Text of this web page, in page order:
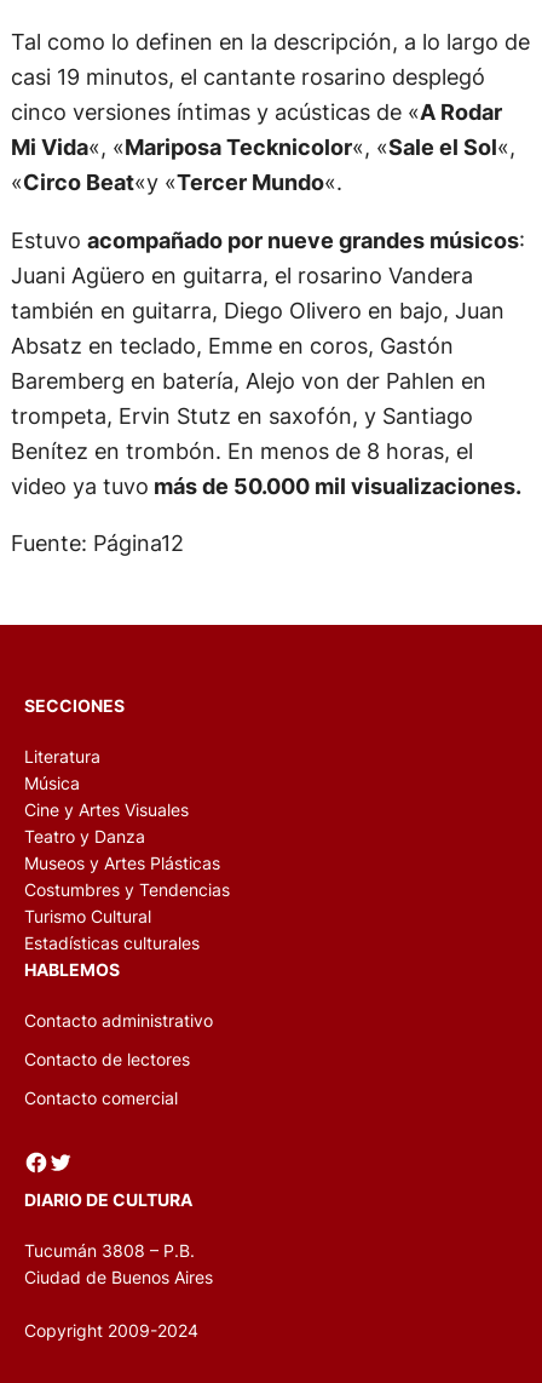
Tal como lo definen en la descripción, a lo largo de
casi 19 minutos, el cantante rosarino desplegó
cinco versiones íntimas y acústicas de «A Rodar
Mi Vida«, «Mariposa Tecknicolor«, «Sale el Sol«,
«Circo Beat«y «Tercer Mundo«.
Estuvo acompañado por nueve grandes músicos:
Juani Agüero en guitarra, el rosarino Vandera
también en guitarra, Diego Olivero en bajo, Juan
Absatz en teclado, Emme en coros, Gastón
Baremberg en batería, Alejo von der Pahlen en
trompeta, Ervin Stutz en saxofón, y Santiago
Benítez en trombón. En menos de 8 horas, el
video ya tuvo más de 50.000 mil visualizaciones.
Fuente: Página12
SECCIONES
Literatura
Música
Cine y Artes Visuales
Teatro y Danza
Museos y Artes Plásticas
Costumbres y Tendencias
Turismo Cultural
Estadísticas culturales
HABLEMOS
Contacto administrativo
Contacto de lectores
Contacto comercial
Facebook Twitter
DIARIO DE CULTURA
Tucumán 3808 – P.B.
Ciudad de Buenos Aires
Copyright 2009-2024